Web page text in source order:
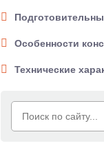
Особенности
Технические